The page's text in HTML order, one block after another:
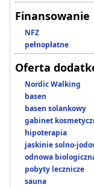
Finansowanie
NFZ
pełnopłatne
Oferta
Nordic Walking
basen
basen solankowy
gabinet
hipoterapia
jaskinie solno-
odnowa
pobyty lecznicze
sauna